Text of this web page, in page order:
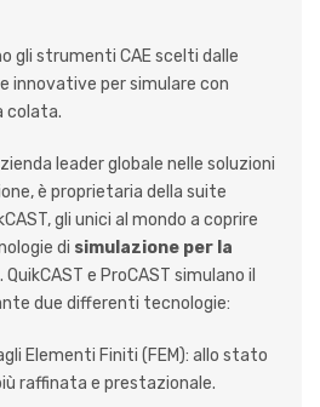
gli strumenti CAE scelti dalle
innovative per simulare con
colata.
leader globale nelle soluzioni
è proprietaria della suite
gli unici al mondo a coprire
di simulazione per la
. QuikCAST e ProCAST simulano il
due differenti tecnologie:
Elementi Finiti (FEM): allo stato
raffinata e prestazionale.